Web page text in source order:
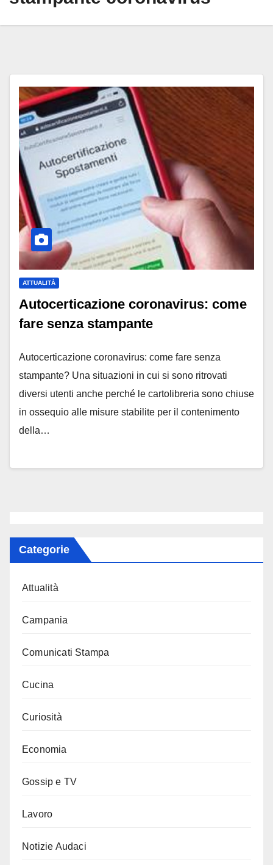
ATTUALITÀ
Autocerticazione coronavirus: come
fare senza stampante
Autocerticazione coronavirus: come fare senza
stampante? Una situazioni in cui si sono ritrovati
diversi utenti anche perché le cartolibreria sono chiuse
in ossequio alle misure stabilite per il contenimento
della…
Categorie
Attualità
Campania
Comunicati Stampa
Cucina
Curiosità
Economia
Gossip e TV
Lavoro
Notizie Audaci